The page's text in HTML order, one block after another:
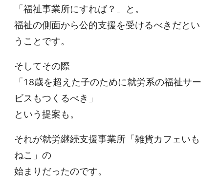
「福祉事業所にすれば？」と。
福祉の側面から公的支援を受けるべきだとい
うことです。
そしてその際
「18歳を超えた子のために就労系の福祉サー
ビスもつくるべき」
という提案も。
それが就労継続支援事業所「雑貨カフェいも
ねこ」の
始まりだったのです。